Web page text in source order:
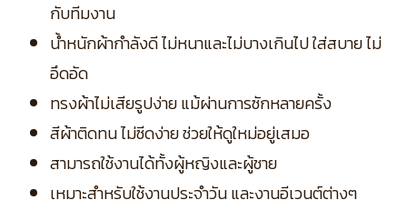
กับทีมงาน
น้ำหนักผ้ากำลังดี ไม่หนาและไม่บางเกินไป ใส่สบาย ไม่
อึดอัด
ทรงผ้าไม่เสียรูปง่าย แม้ผ่านการซักหลายครั้ง
สีผ้าติดทน ไม่ซีดง่าย ช่วยให้ดูใหม่อยู่เสมอ
สามารถใช้งานได้ทั้งผู้หญิงและผู้ชาย
เหมาะสำหรับใช้งานประจำวัน และงานอีเวนต์ต่างๆ